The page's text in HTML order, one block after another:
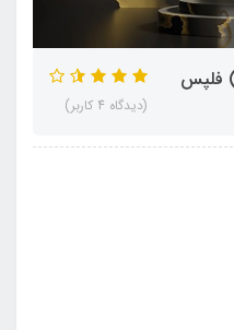
فلپس
(دیدگاه 4 کاربر)